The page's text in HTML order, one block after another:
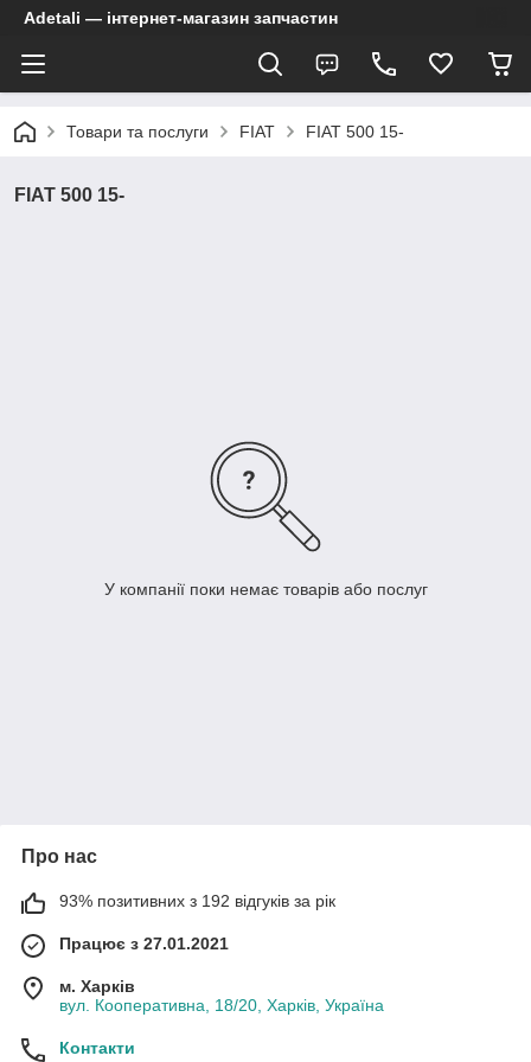
Adetali — інтернет-магазин запчастин
Товари та послуги FIAT FIAT 500 15-
FIAT 500 15-
У компанії поки немає товарів або послуг
Про нас
93% позитивних з 192 відгуків за рік
Працює з 27.01.2021
м. Харків
вул. Кооперативна, 18/20, Харків, Україна
Контакти